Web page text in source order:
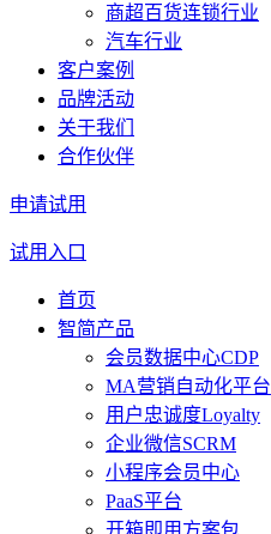
商超百货连锁行业
汽车行业
客户案例
品牌活动
关于我们
合作伙伴
申请试用
试用入口
首页
智简产品
会员数据中心CDP
MA营销自动化平台
用户忠诚度Loyalty
企业微信SCRM
小程序会员中心
PaaS平台
开箱即用方案包